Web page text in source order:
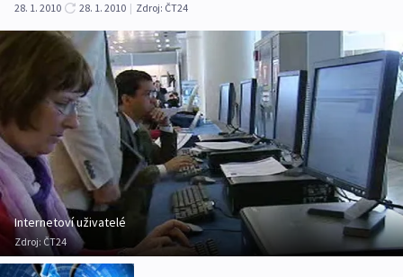
28. 1. 2010
28. 1. 2010 | Zdroj: ČT24
Internetoví uživatelé
Zdroj: ČT24